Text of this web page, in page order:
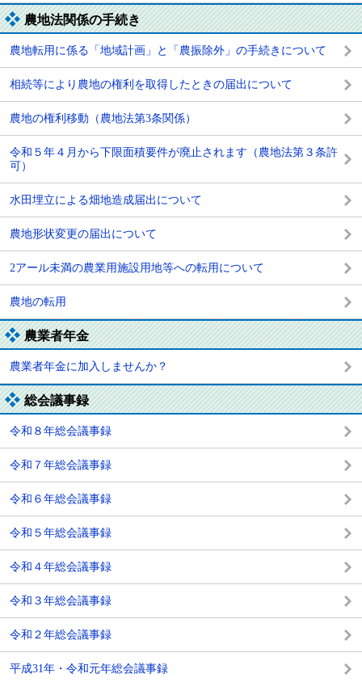
農地法関係の手続き
農地転用に係る「地域計画」と「農振除外」の手続きについて
相続等により農地の権利を取得したときの届出について
農地の権利移動（農地法第3条関係）
令和５年４月から下限面積要件が廃止されます（農地法第３条許
可）
水田埋立による畑地造成届出について
農地形状変更の届出について
2アール未満の農業用施設用地等への転用について
農地の転用
農業者年金
農業者年金に加入しませんか？
総会議事録
令和８年総会議事録
令和７年総会議事録
令和６年総会議事録
令和５年総会議事録
令和４年総会議事録
令和３年総会議事録
令和２年総会議事録
平成31年・令和元年総会議事録